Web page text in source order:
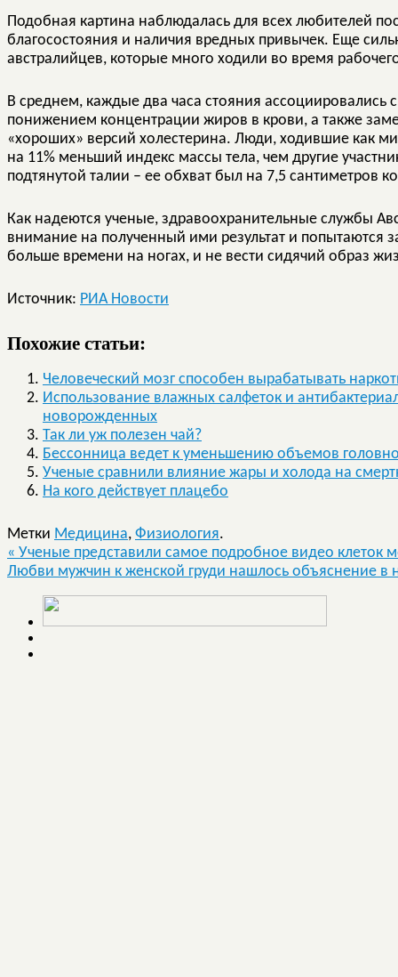
Подобная картина наблюдалась для всех любителей
благосостояния и наличия вредных привычек. Еще
австралийцев, которые много ходили во время
В среднем, каждые два часа стояния ассоциировались
понижением концентрации жиров в крови, а также
«хороших» версий холестерина. Люди, ходившие как
на 11% меньший индекс массы тела, чем другие
подтянутой талии – ее обхват был на 7,5 сантиметров
Как надеются ученые, здравоохранительные службы
внимание на полученный ими результат и попытаются
больше времени на ногах, и не вести сидячий образ
Источник: РИА Новости
Похожие статьи:
Человеческий мозг способен вырабатывать
Использование влажных салфеток и
новорожденных
Так ли уж полезен чай?
Бессонница ведет к уменьшению объемов
Ученые сравнили влияние жары и холода на
На кого действует плацебо
Метки Медицина, Физиология.
« Ученые представили самое подробное видео клеток
Любви мужчин к женской груди нашлось объяснение в